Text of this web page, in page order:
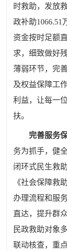
时救助，发放
政补助1066.51
资金按时足额
求，细致做好
薄弱环节，完
及权益保障工
利益，让每一
扶。
完善服务
务为抓手，健
闭环式民生救
《社会保障救
办理流程和服
直达，提升群
民政救助对象
联动核查，重